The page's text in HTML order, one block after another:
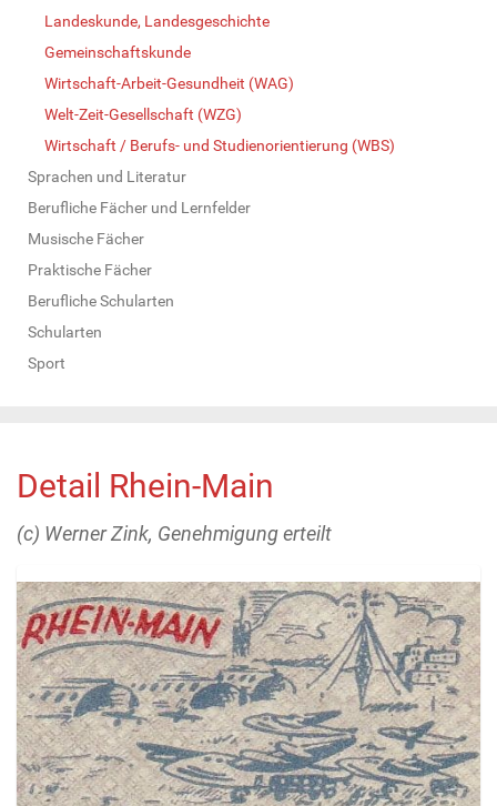
Landeskunde, Landesgeschichte
Gemeinschaftskunde
Wirtschaft-Arbeit-Gesundheit (WAG)
Welt-Zeit-Gesellschaft (WZG)
Wirtschaft / Berufs- und Studienorientierung (WBS)
Sprachen und Literatur
Berufliche Fächer und Lernfelder
Musische Fächer
Praktische Fächer
Berufliche Schularten
Schularten
Sport
Detail Rhein-Main
(c) Werner Zink, Genehmigung erteilt